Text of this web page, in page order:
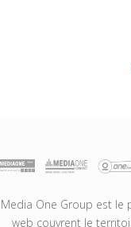
Media One Group est le
web couvrent le